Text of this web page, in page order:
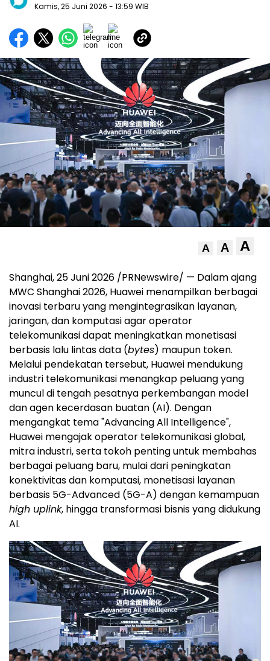
Kamis, 25 Juni 2026 - 13:59 WIB
A A A
Shanghai, 25 Juni 2026 /PRNewswire/ — Dalam ajang
MWC Shanghai 2026, Huawei menampilkan berbagai
inovasi terbaru yang mengintegrasikan layanan,
jaringan, dan komputasi agar operator
telekomunikasi dapat meningkatkan monetisasi
berbasis lalu lintas data (bytes) maupun token.
Melalui pendekatan tersebut, Huawei mendukung
industri telekomunikasi menangkap peluang yang
muncul di tengah pesatnya perkembangan model
dan agen kecerdasan buatan (AI). Dengan
mengangkat tema "Advancing All Intelligence",
Huawei mengajak operator telekomunikasi global,
mitra industri, serta tokoh penting untuk membahas
berbagai peluang baru, mulai dari peningkatan
konektivitas dan komputasi, monetisasi layanan
berbasis 5G-Advanced (5G-A) dengan kemampuan
high uplink, hingga transformasi bisnis yang didukung
AI.